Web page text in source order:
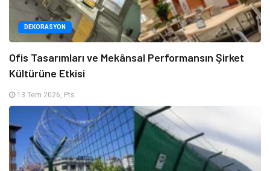
DEKORASYON
Ofis Tasarımları ve Mekânsal Performansın Şirket
Kültürüne Etkisi
13 Tem 2026, Pts